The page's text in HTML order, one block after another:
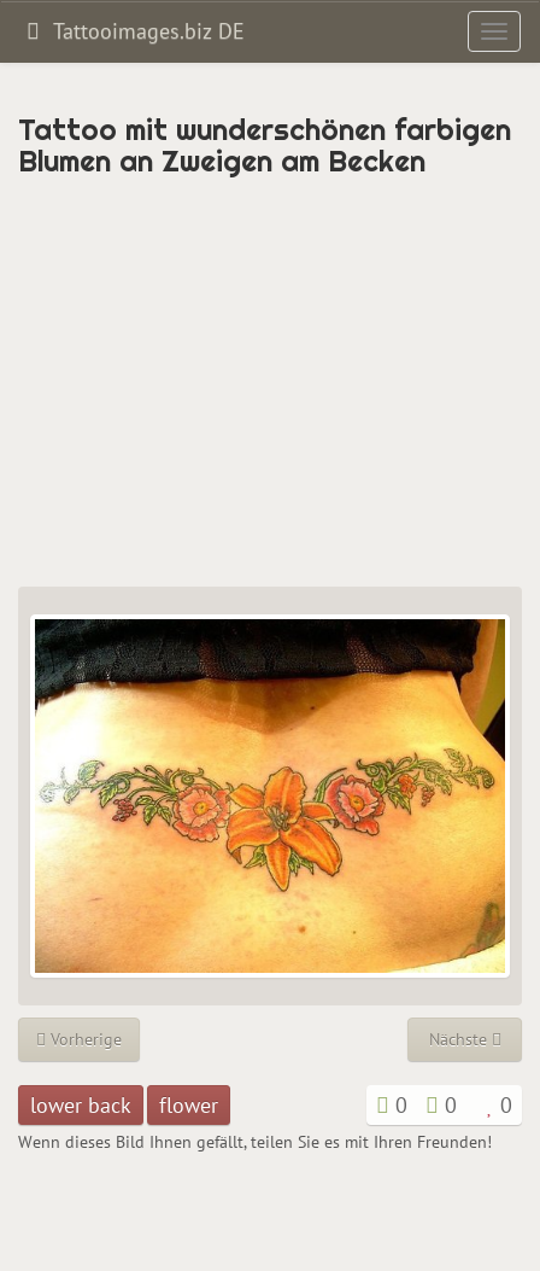
Tattooimages.biz DE
Tattoo mit wunderschönen farbigen
Blumen an Zweigen am Becken
Vorherige Nächste
lower back flower 0 0 0
Wenn dieses Bild Ihnen gefällt, teilen Sie es mit Ihren Freunden!